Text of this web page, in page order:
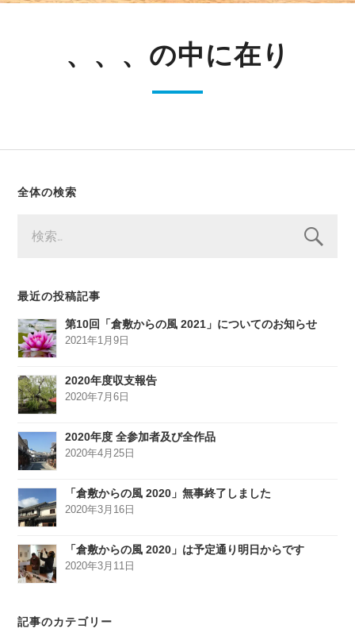
、、、の中に在り
全体の検索
索:
最近の投稿記事
第10回「倉敷からの風 2021」についてのお知らせ
2021年1月9日
2020年度収支報告
2020年7月6日
2020年度 全参加者及び全作品
2020年4月25日
「倉敷からの風 2020」無事終了しました
2020年3月16日
「倉敷からの風 2020」は予定通り明日からです
2020年3月11日
記事のカテゴリー